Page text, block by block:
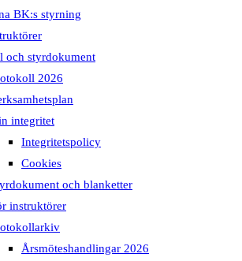
BK:s styrning
och styrdokument
2026
integritet
Integritetspolicy
Cookies
och blanketter
instruktörer
Årsmöteshandlingar 2026